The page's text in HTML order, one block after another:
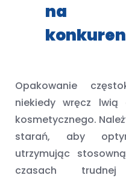
na
Opakowanie
niekiedy wręcz lwią
kosmetycznego.
starań, aby
utrzymując
czasach